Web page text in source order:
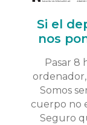
Si el
nos
Pasar 8
Somos
cuerpo no
Seguro